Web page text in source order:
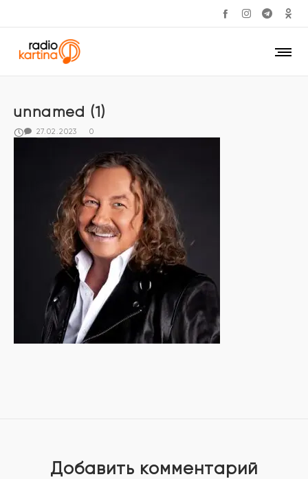
unnamed (1)
27.02.2023 0
Добавить комментарий